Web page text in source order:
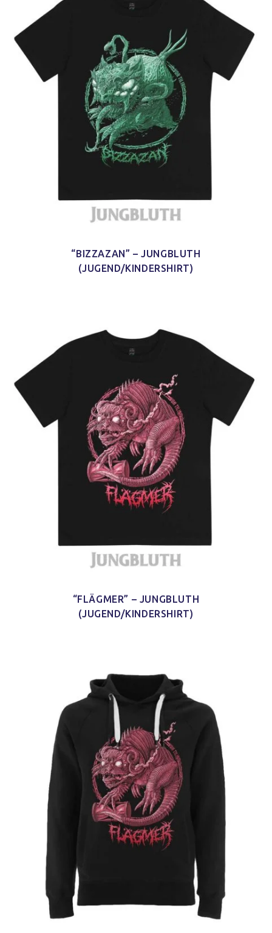
“BIZZAZAN” – JUNGBLUTH
(JUGEND/KINDERSHIRT)
“FLÄGMER” – JUNGBLUTH
(JUGEND/KINDERSHIRT)